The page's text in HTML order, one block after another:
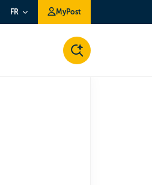
FR MyPost